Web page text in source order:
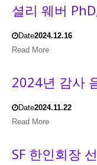
셜리 웨버
Date2024.12.16
Read More
2024년 감사
Date2024.11.22
Read More
SF 한인회장